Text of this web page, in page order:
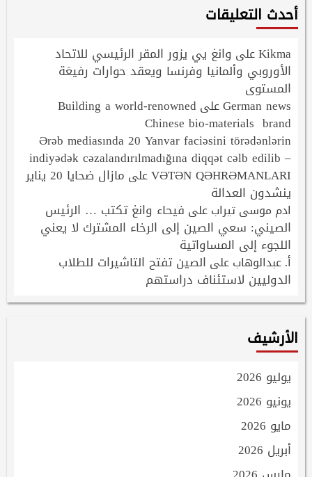
أحدث التعليقات
Kikmaعلى وانغ يي يزور المقر الرئيسي للاتحاد
الأوروبي وألمانيا وفرنسا ويعقد حوارات رفيعَة
المستوى
German newsعلى Building a world-renowned
Chinese bio-materials brand
Ərəb mediasında 20 Yanvar faciəsini törədənlərin
indiyədək cəzalandırılmadığına diqqət cəlb edilib –
VƏTƏN QƏHRƏMANLARIعلى مازال ضحايا 20 يناير
ينشدون العدالة
ادم موسى تيرابعلى فيحاء وانغ تكتب … الرئيس
الصيني: سعي الصين إلى الرخاء المشترك لا يعني
اللجوء إلى المساواتية
أ. عبدالوهابعلى الصين تفتح التاشيرات للطلاب
الدوليين لاستئناف دراستهم
الأرشيف
يوليو 2026
يونيو 2026
مايو 2026
أبريل 2026